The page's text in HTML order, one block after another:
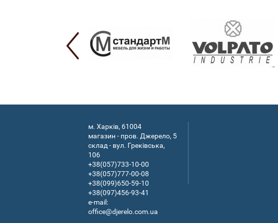
м. Харків, 61004
магазин - пров. Джерело, 5
склад - вул. Греківська,
106
+38(057)733-10-00
+38(057)777-00-08
+38(099)650-59-10
+38(097)456-93-41
e-mail:
office@djerelo.com.ua